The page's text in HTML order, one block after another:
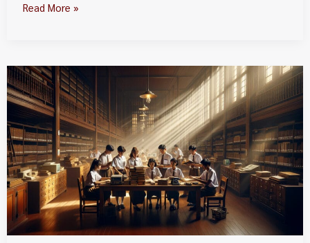
Read More »
โลก
ก่อน
มี
Google:
นักเรียน
ยุค
90
ทำ
รายงาน
กัน